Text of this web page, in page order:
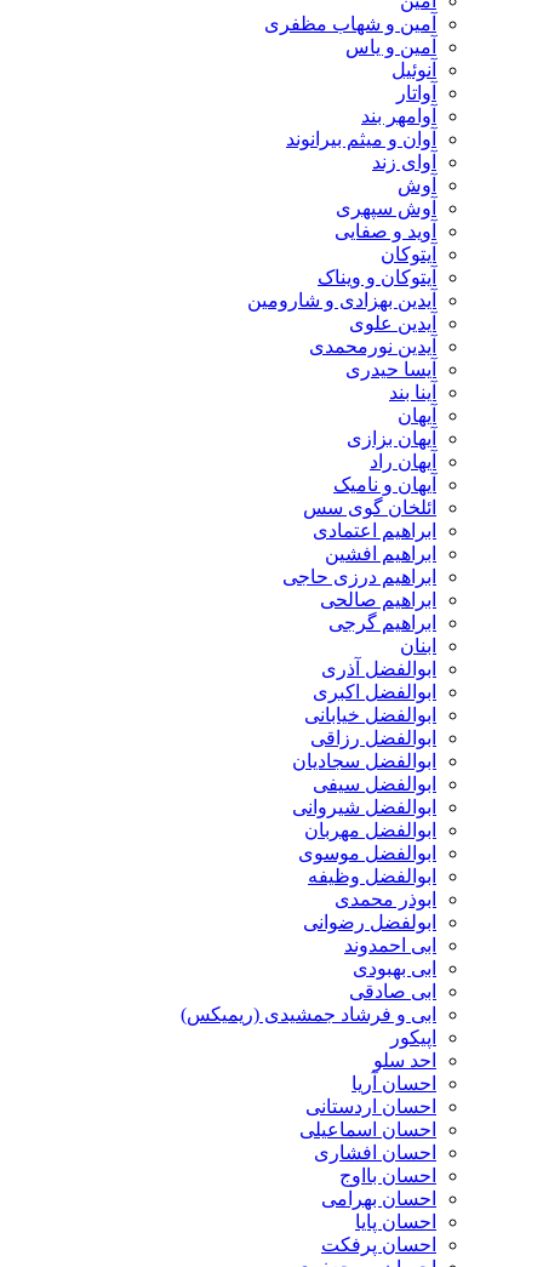
آمین و شهاب مظفری
آمین و یاس
آنوئیل
آواتار
آوامهر بند
آوان و میثم بیرانوند
آوای زند
آوش
آوش سپهری
آوید و صفایی
آیتوکان
آیتوکان و ویناک
آیدین بهزادی و شارومین
آیدین علوی
آیدین نورمحمدی
آیسا حیدری
آینا بند
آیهان
آیهان بزازی
آیهان راد
آیهان و نامیک
ائلخان گوی سس
ابراهیم اعتمادی
ابراهیم افشین
ابراهیم درزی حاجی
ابراهیم صالحی
ابراهیم گرجی
ابنان
ابوالفضل آذری
ابوالفضل اکبری
ابوالفضل خیابانی
ابوالفضل رزاقی
ابوالفضل سجادیان
ابوالفضل سیفی
ابوالفضل شیروانی
ابوالفضل مهربان
ابوالفضل موسوی
ابوالفضل وظیفه
ابوذر محمدی
ابولفضل رضوانی
ابی احمدوند
ابی بهبودی
ابی صادقی
ابی و فرشاد جمشیدی (ریمیکس)
اپیکور
احد سلو
احسان آریا
احسان اردستانی
احسان اسماعیلی
احسان افشاری
احسان بااوج
احسان بهرامی
احسان پایا
احسان پرفکت